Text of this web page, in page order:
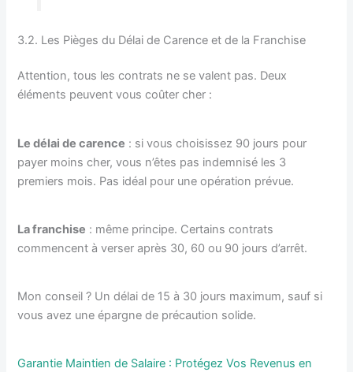
3.2. Les Pièges du Délai de Carence et de la Franchise
Attention, tous les contrats ne se valent pas. Deux
éléments peuvent vous coûter cher :
Le délai de carence : si vous choisissez 90 jours pour
payer moins cher, vous n’êtes pas indemnisé les 3
premiers mois. Pas idéal pour une opération prévue.
La franchise : même principe. Certains contrats
commencent à verser après 30, 60 ou 90 jours d’arrêt.
Mon conseil ? Un délai de 15 à 30 jours maximum, sauf si
vous avez une épargne de précaution solide.
Garantie Maintien de Salaire : Protégez Vos Revenus en